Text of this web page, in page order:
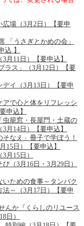
場（3月2日）【要申
「うさぎとかめの会」
込 】
月11日）【要申込】
ラス」（3月12日）【要
イ（3月13日）【要申
アで心と体をリフレッシ
申込】
虫籠窓・長屋門・土蔵の
月14日）【要申込】
そなえ」冊子で学ぼう！
15日）【要申込】
月15日）
（3月16日・3月29日）
いための食事～タンパク
～（3月17日）【要申
んか『くらしのリユース
日）